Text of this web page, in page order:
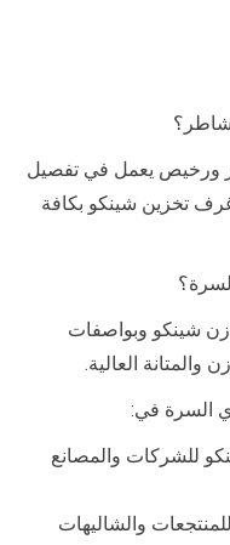
ورخيص يعمل في تفصيل
تخزين شينكو بكافة
شينكو وبواصفات
العالية.
السرة في:
للشركات والمصانع
والشاليهات